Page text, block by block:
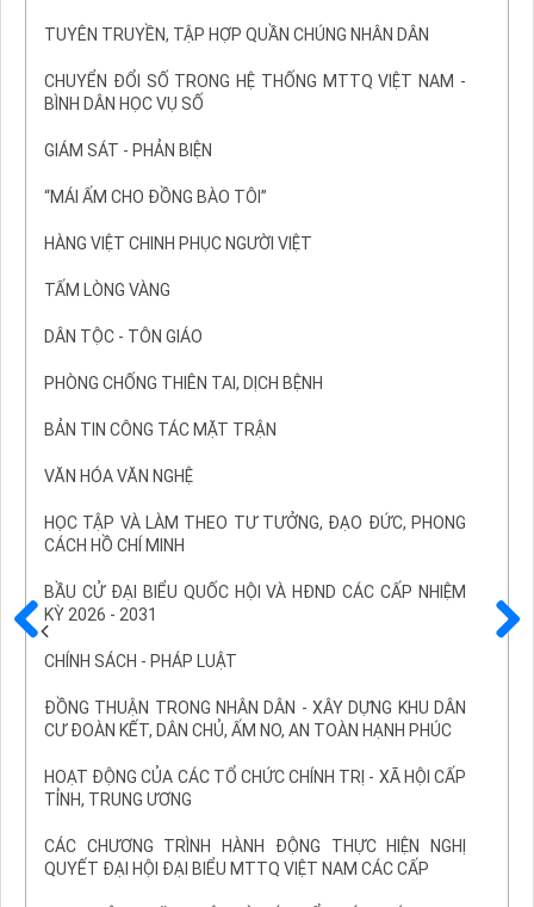
TUYÊN TRUYỀN, TẬP HỢP QUẦN CHÚNG NHÂN DÂN
CHUYỂN ĐỔI SỐ TRONG HỆ THỐNG MTTQ VIỆT NAM -
BÌNH DÂN HỌC VỤ SỐ
GIÁM SÁT - PHẢN BIỆN
“MÁI ẤM CHO ĐỒNG BÀO TÔI”
HÀNG VIỆT CHINH PHỤC NGƯỜI VIỆT
TẤM LÒNG VÀNG
DÂN TỘC - TÔN GIÁO
PHÒNG CHỐNG THIÊN TAI, DỊCH BỆNH
BẢN TIN CÔNG TÁC MẶT TRẬN
VĂN HÓA VĂN NGHỆ
HỌC TẬP VÀ LÀM THEO TƯ TƯỞNG, ĐẠO ĐỨC, PHONG
CÁCH HỒ CHÍ MINH
BẦU CỬ ĐẠI BIỂU QUỐC HỘI VÀ HĐND CÁC CẤP NHIỆM
KỲ 2026 - 2031
CHÍNH SÁCH - PHÁP LUẬT
ĐỒNG THUẬN TRONG NHÂN DÂN - XÂY DỰNG KHU DÂN
CƯ ĐOÀN KẾT, DÂN CHỦ, ẤM NO, AN TOÀN HẠNH PHÚC
HOẠT ĐỘNG CỦA CÁC TỔ CHỨC CHÍNH TRỊ - XÃ HỘI CẤP
TỈNH, TRUNG ƯƠNG
CÁC CHƯƠNG TRÌNH HÀNH ĐỘNG THỰC HIỆN NGHỊ
QUYẾT ĐẠI HỘI ĐẠI BIỂU MTTQ VIỆT NAM CÁC CẤP
Trước